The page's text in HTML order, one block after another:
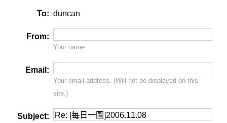
To: duncan
From:
Your name.
Email:
Your email address. (Will notbe displayed on this
site.)
Subject: